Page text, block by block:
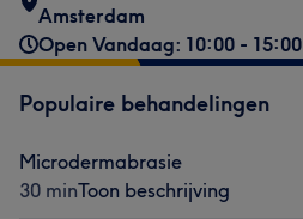
Amsterdam
Open Vandaag: 10:00 - 15:00
Populaire behandelingen
Microdermabrasie
30 minToon beschrijving